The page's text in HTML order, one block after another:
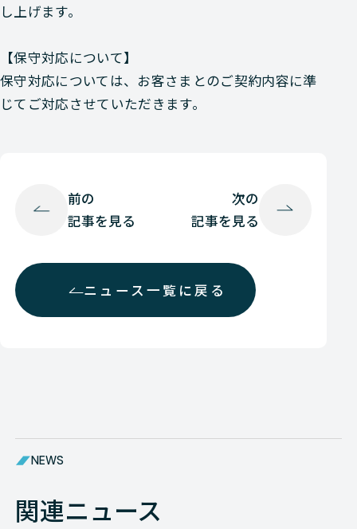
し上げます。
【保守対応について】
保守対応については、お客さまとのご契約内容に準
じてご対応させていただきます。
前の
記事を見る
ニュース一覧に戻る
次の
記事を見る
NEWS
関連ニュース